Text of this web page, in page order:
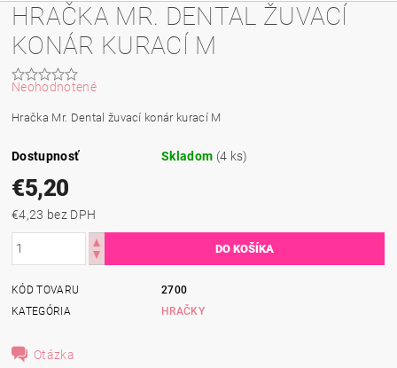
HRAČKA MR. DENTAL ŽUVACÍ
KONÁR KURACÍ M
Neohodnotené
Hračka Mr. Dental žuvací konár kurací M
Dostupnosť Skladom (4 ks)
€5,20
€4,23 bez DPH
KÓD TOVARU
2700
KATEGÓRIA
HRAČKY
Otázka